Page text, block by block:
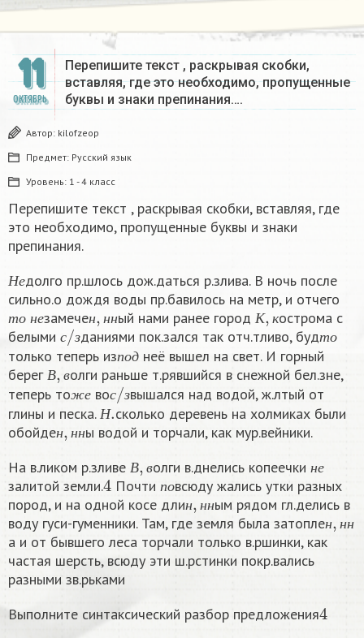
11
ОКТЯБРЬ
Перепишите текст , раскрывая скобки,
вставляя, где это необходимо, пропущенные
буквы и знаки препинания….
Автор: kilofzeop
Предмет: Русский язык
Уровень: 1 - 4 класс
Перепишите текст , раскрывая скобки, вставляя, где
это необходимо, пропущенные буквы и знаки
препинания.
Н е долго пр.шлось дож.даться р.злива. В ночь после
сильно.о дождя воды пр.бавилось на метр, и отчего
т о
то
н е
не
замечен нн
н,н н
ый нами ранее городК к
К,к
острома с
белыми
с з
с/з
даниями пок.зался так отч.тливо, будт о
то
только теперь из п о д
по д
неё вышел на свет. И горный
берег
В в
В ,в
олги раньше т.рявшийся в снежной бел.зне,
теперь то ж е
же
во с з
с/з
вышался над водой, ж.лтый от
глины и песка.
Н
Н.
сколько деревень на холмиках были
обойден нн
н,нн
ы водой и торчали, как мур.вейники.
На в.ликом р.зливе
В в олги в.днелись копеечкине
залитой земли.
4
Почтип о
по
всюду жались утки разных
пород, и на одной косе дли н нн
н,нн
ым рядом гл.делись в
воду гуси-гуменники. Там, где земля была затоплен нн
н,нн
а и от бывшего леса торчали только в.ршинки, как
частая шерсть, всюду эти ш.рстинки покр.вались
разными зв.рьками
Выполните синтаксический разбор предложения
4